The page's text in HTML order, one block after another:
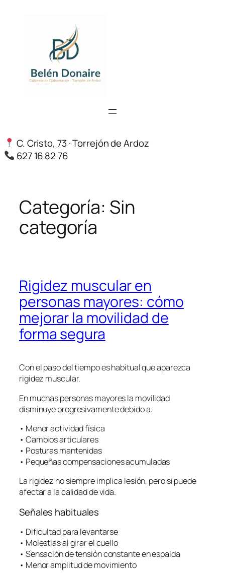
C. Cristo, 73 · Torrejón de Ardoz
627 16 82 76
Categoría: Sin
categoría
Rigidez muscular en
personas mayores: cómo
mejorar la movilidad de
forma segura
Con el paso del tiempo es habitual que aparezca
rigidez muscular.
En muchas personas mayores la movilidad
disminuye progresivamente debido a:
• Menor actividad física
• Cambios articulares
• Posturas mantenidas
• Pequeñas compensaciones acumuladas
La rigidez no siempre implica lesión, pero sí puede
afectar a la calidad de vida.
Señales habituales
• Dificultad para levantarse
• Molestias al girar el cuello
• Sensación de tensión constante en espalda
• Menor amplitud de movimiento